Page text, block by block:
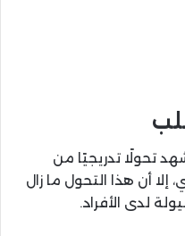
تحولًا تدريجيًا من
إلا أن هذا التحول ما زال
لدى الأفراد.